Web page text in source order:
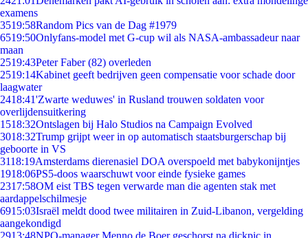
examens
3519:58Random Pics van de Dag #1979
6519:50Onlyfans-model met G-cup wil als NASA-ambassadeur naar
maan
2519:43Peter Faber (82) overleden
2519:14Kabinet geeft bedrijven geen compensatie voor schade door
laagwater
2418:41'Zwarte weduwes' in Rusland trouwen soldaten voor
overlijdensuitkering
1518:32Ontslagen bij Halo Studios na Campaign Evolved
3018:32Trump grijpt weer in op automatisch staatsburgerschap bij
geboorte in VS
3118:19Amsterdams dierenasiel DOA overspoeld met babykonijntjes
1918:06PS5-doos waarschuwt voor einde fysieke games
2317:58OM eist TBS tegen verwarde man die agenten stak met
aardappelschilmesje
6915:03Israël meldt dood twee militairen in Zuid-Libanon, vergelding
aangekondigd
2913:48NPO-manager Menno de Boer geschorst na dickpic in